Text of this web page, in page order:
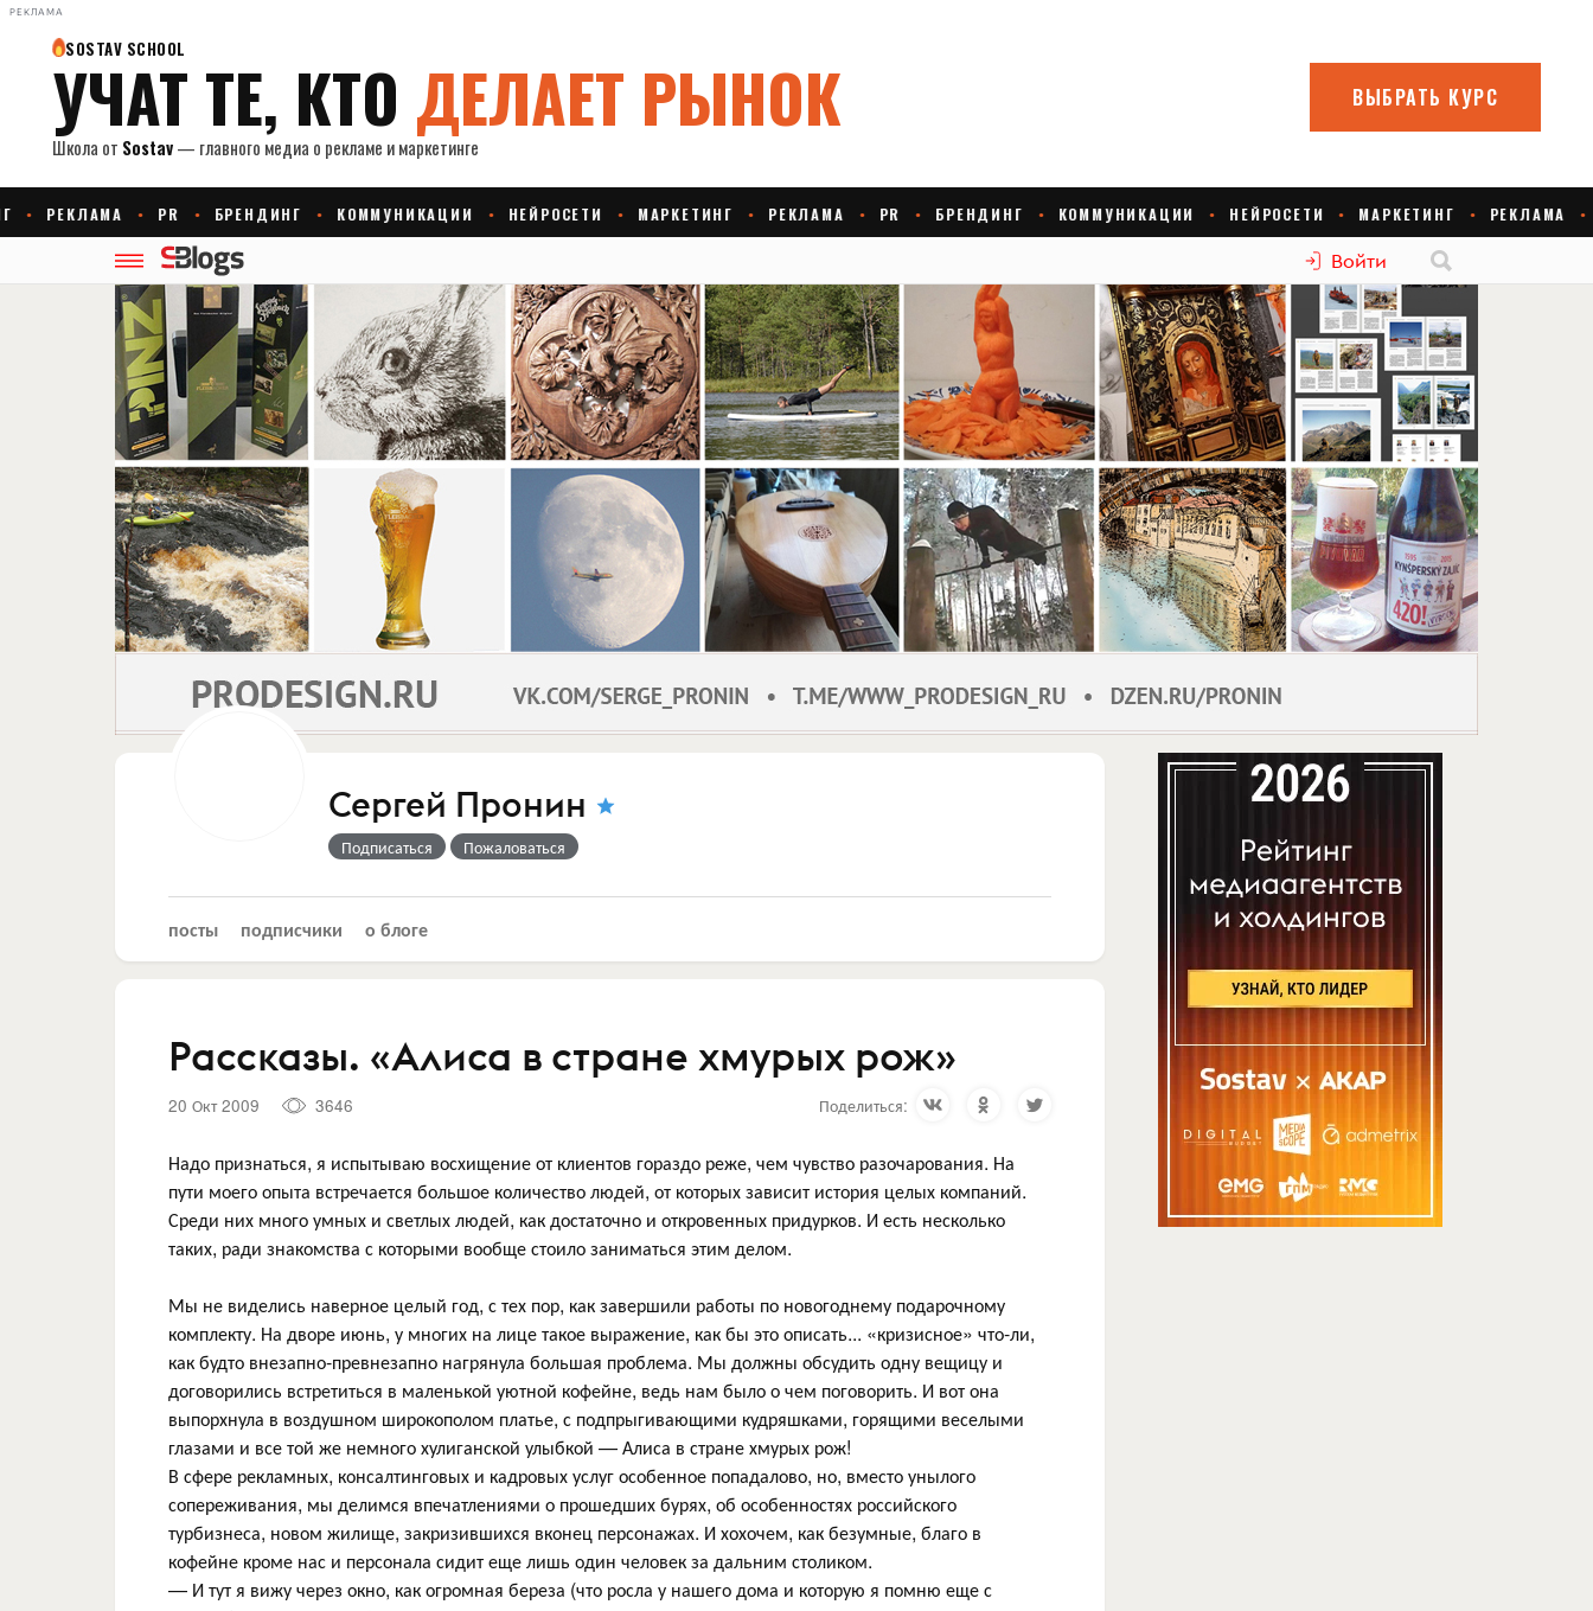
РЕКЛАМА
Войти
Сергей Пронин
Подписаться Пожаловаться
посты подписчики о блоге
Рассказы. «Алиса в стране хмурых рож»
20 Окт 2009 3646 Поделиться:
Надо признаться, я испытываю восхищение от клиентов гораздо реже, чем чувство разочарования. На
пути моего опыта встречается большое количество людей, от которых зависит история целых компаний.
Среди них много умных и светлых людей, как достаточно и откровенных придурков. И есть несколько
таких, ради знакомства с которыми вообще стоило заниматься этим делом.
Мы не виделись наверное целый год, с тех пор, как завершили работы по новогоднему подарочному
комплекту. На дворе июнь, у многих на лице такое выражение, как бы это описать... «кризисное» что-ли,
как будто внезапно-превнезапно нагрянула большая проблема. Мы должны обсудить одну вещицу и
договорились встретиться в маленькой уютной кофейне, ведь нам было о чем поговорить. И вот она
выпорхнула в воздушном широкополом платье, с подпрыгивающими кудряшками, горящими веселыми
глазами и все той же немного хулиганской улыбкой — Алиса в стране хмурых рож!
В сфере рекламных, консалтинговых и кадровых услуг особенное попадалово, но, вместо унылого
сопереживания, мы делимся впечатлениями о прошедших бурях, об особенностях российского
турбизнеса, новом жилище, закризившихся вконец персонажах. И хохочем, как безумные, благо в
кофейне кроме нас и персонала сидит еще лишь один человек за дальним столиком.
— И тут я вижу через окно, как огромная береза (что росла у нашего дома и которую я помню еще с